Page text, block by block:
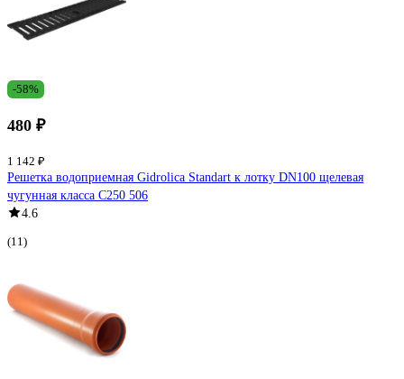
-58%
480 ₽
1 142 ₽
Решетка водоприемная Gidrolica Standart к лотку DN100 щелевая
чугунная класса С250 506
4.6
(11)